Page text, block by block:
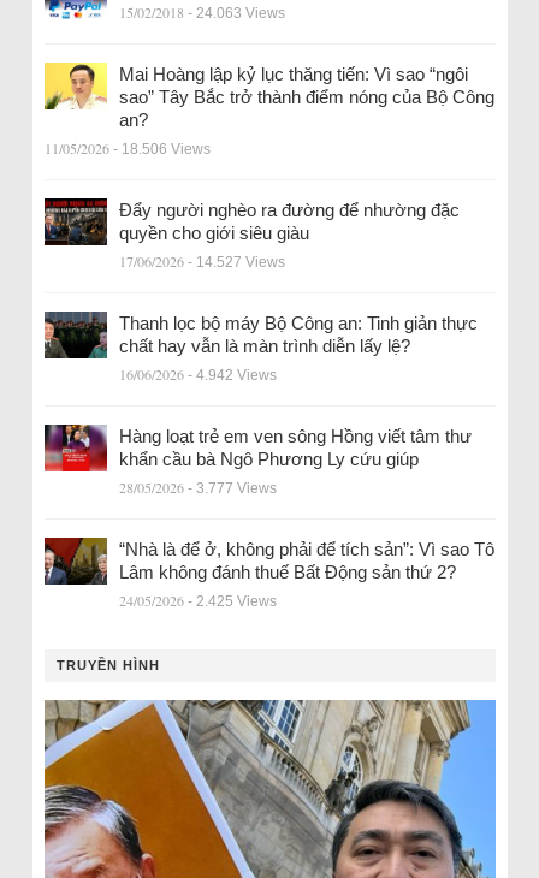
15/02/2018 - 24.063 Views
Mai Hoàng lập kỷ lục thăng tiến: Vì sao “ngôi
sao” Tây Bắc trở thành điểm nóng của Bộ Công
an?
11/05/2026 - 18.506 Views
Đẩy người nghèo ra đường để nhường đặc
quyền cho giới siêu giàu
17/06/2026 - 14.527 Views
Thanh lọc bộ máy Bộ Công an: Tinh giản thực
chất hay vẫn là màn trình diễn lấy lệ?
16/06/2026 - 4.942 Views
Hàng loạt trẻ em ven sông Hồng viết tâm thư
khẩn cầu bà Ngô Phương Ly cứu giúp
28/05/2026 - 3.777 Views
“Nhà là để ở, không phải để tích sản”: Vì sao Tô
Lâm không đánh thuế Bất Động sản thứ 2?
24/05/2026 - 2.425 Views
TRUYỀN HÌNH